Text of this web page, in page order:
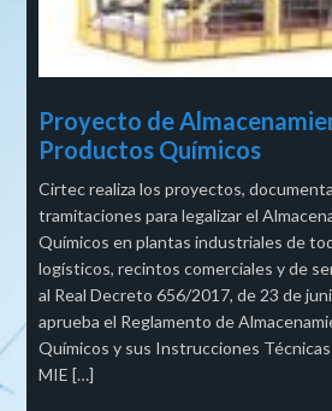
Proyecto de
Productos Químicos
Cirtec realiza los proyectos,
tramitaciones para legalizar el
Químicos en plantas industriales de
logísticos, recintos comerciales y de
al Real Decreto 656/2017, de 23 de
aprueba el Reglamento de
Químicos y sus Instrucciones
MIE […]